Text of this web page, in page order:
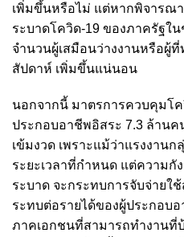
เพิ่มขึ้นหรือไม่ แต่หากพิจารณ
ระบาดโควิด-19 ของภาครัฐใ
จำนวนผู้เสมือนว่างงานหรือผู้
สัปดาห์ เพิ่มขึ้นแน่นอน
นอกจากนี้ มาตรการควบคุมโ
ประกอบอาชีพอิสระ 7.3 ล้าน
เข้มงวด เพราะแม้ว่าแรงงาน
ระยะเวลาที่กำหนด แต่ความกั
ระบาด จะกระทบการจับจ่ายใ
ระทบต่อรายได้ของผู้ประกอบ
ภาคเอกชนที่สามารถทำงานที่